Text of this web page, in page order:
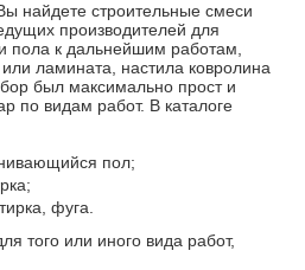
найдете строительные смеси
производителей для
пола к дальнейшим работам,
ламината, настила ковролина
был максимально прост и
по видам работ. В каталоге
пол;
фуга.
того или иного вида работ,